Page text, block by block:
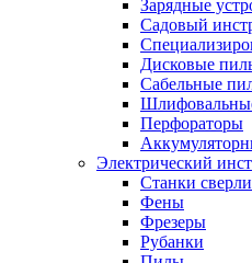
Зарядные
Садовый
Дисковые
Сабельные
Перфораторы
Электрический
Станки
Фены
Фрезеры
Рубанки